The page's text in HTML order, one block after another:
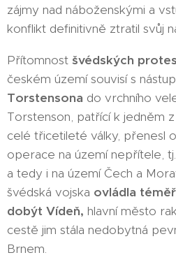
zájmy nad náboženskými a
konflikt definitivně ztratil svůj
Přítomnost švédských
českém území souvisí s
Torstensona do vrchního
Torstenson, patřící k jedněm
celé třicetileté války, přenesl
operace na území nepřítele,
a tedy i na území Čech a
švédská vojska ovládla
dobýt Vídeň, hlavní město
cestě jim stála nedobytná
Brnem.